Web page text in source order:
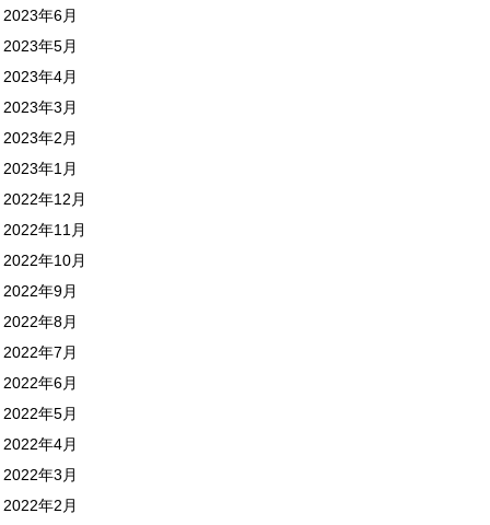
2023年6月
2023年5月
2023年4月
2023年3月
2023年2月
2023年1月
2022年12月
2022年11月
2022年10月
2022年9月
2022年8月
2022年7月
2022年6月
2022年5月
2022年4月
2022年3月
2022年2月